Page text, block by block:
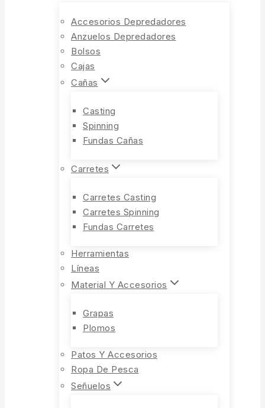
Accesorios Depredadores
Anzuelos Depredadores
Bolsos
Cajas
Cañas
Casting
Spinning
Fundas Cañas
Carretes
Carretes Casting
Carretes Spinning
Fundas Carretes
Herramientas
Líneas
Material Y Accesorios
Grapas
Plomos
Patos Y Accesorios
Ropa De Pesca
Señuelos